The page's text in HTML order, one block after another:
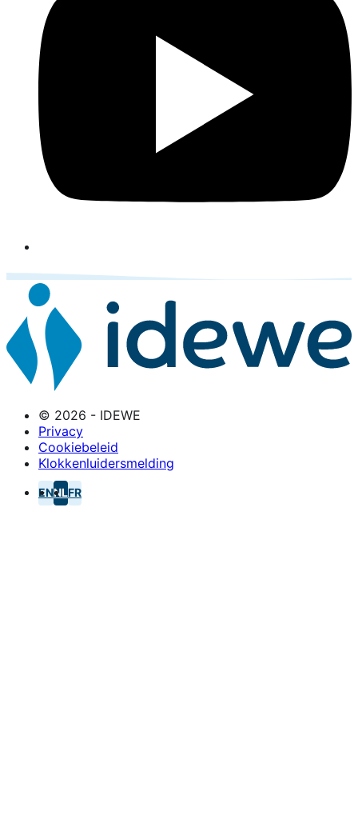
© 2026 - IDEWE
Privacy
Cookiebeleid
Klokkenluidersmelding
ENNLFR